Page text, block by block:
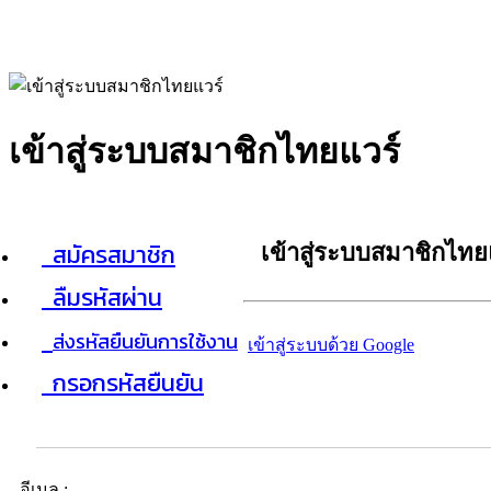
เข้าสู่ระบบสมาชิกไทยแวร์
สมัครสมาชิก
ลืมรหัสผ่าน
ส่งรหัสยืนยันการใช้งาน
กรอกรหัสยืนยัน
เข้าสู่ระบบสมาชิกไท
เข้าสู่ระบบด้วย Google